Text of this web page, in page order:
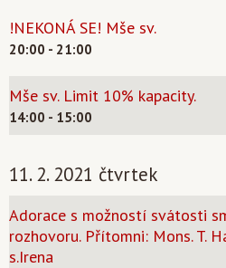
!NEKONÁ SE! Mše sv.
20:00 - 21:00
Mše sv. Limit 10% kapacity.
14:00 - 15:00
11. 2. 2021 čtvrtek
Adorace s možností svátosti
rozhovoru. Přítomni: Mons. T.
s.Irena